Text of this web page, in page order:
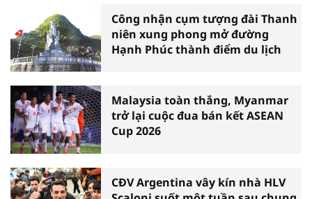
Công nhận cụm tượng đài Thanh
niên xung phong mở đường
Hạnh Phúc thành điểm du lịch
Malaysia toàn thắng, Myanmar
trở lại cuộc đua bán kết ASEAN
Cup 2026
CĐV Argentina vây kín nhà HLV